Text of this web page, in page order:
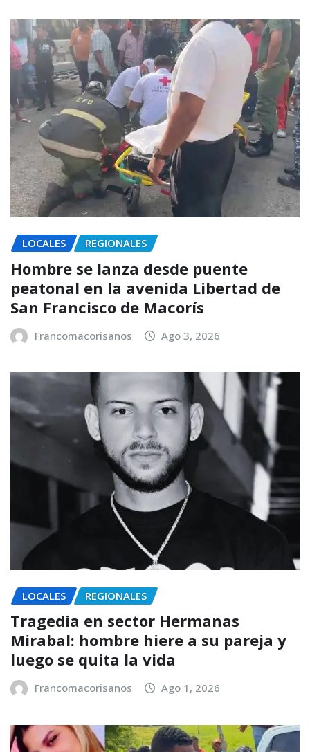
LOCALES REGIONALES
Hombre se lanza desde puente
peatonal en la avenida Libertad de
San Francisco de Macorís
Francomacorisanos Ago 3, 2026
LOCALES REGIONALES
Tragedia en sector Hermanas
Mirabal: hombre hiere a su pareja y
luego se quita la vida
Francomacorisanos Ago 1, 2026